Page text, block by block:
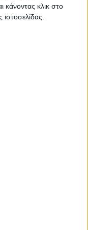
κάνοντας κλικ στο